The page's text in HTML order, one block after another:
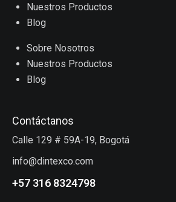
Nuestros Productos
Blog
Sobre Nosotros
Nuestros Productos
Blog
Contáctanos
Calle 129 # 59A-19, Bogotá
info@dintexco.com
+57 316 8324798